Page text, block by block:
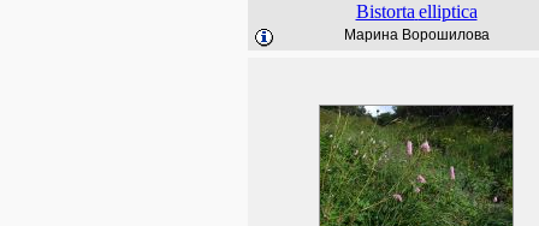
Bistorta elliptica
Марина Ворошилова